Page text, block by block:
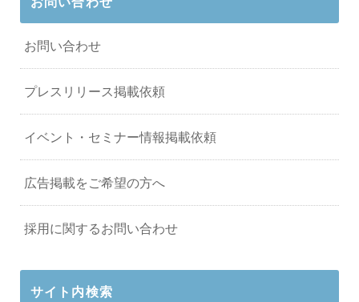
お問い合わせ
プレスリリース掲載依頼
イベント・セミナー情報掲載依頼
広告掲載をご希望の方へ
採用に関するお問い合わせ
サイト内検索